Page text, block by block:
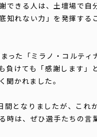
できる人は、土壇場で自
知れない力」を発揮する
った「ミラノ・コルティ
負けても「感謝します」
聞かれました。
間となりましたが、これ
時は、ぜひ選手たちの言